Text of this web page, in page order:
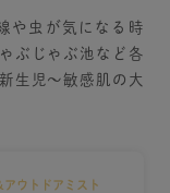
や虫が気になる時
ぶじゃぶ池など各
生児～敏感肌の大
アウトドアミスト